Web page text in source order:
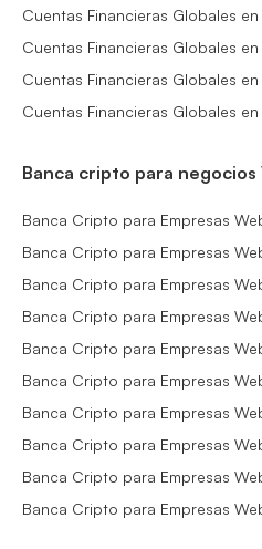
Cuentas Financieras Globales
Cuentas Financieras Globales en
Cuentas Financieras Globales
Cuentas Financieras Globales
Banca cripto para negocios
Banca Cripto para Empresas
Banca Cripto para Empresas
Banca Cripto para Empresas
Banca Cripto para Empresas
Banca Cripto para Empresas
Banca Cripto para Empresas
Banca Cripto para Empresas
Banca Cripto para Empresas
Banca Cripto para Empresas
Banca Cripto para Empresas